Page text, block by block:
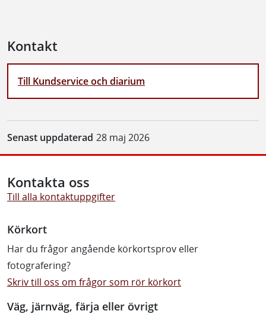
Kontakt
Till Kundservice och diarium
Senast uppdaterad 28 maj 2026
Kontakta oss
Till alla kontaktuppgifter
Körkort
Har du frågor angående körkortsprov eller
fotografering?
Skriv till oss om frågor som rör körkort
Väg, järnväg, färja eller övrigt